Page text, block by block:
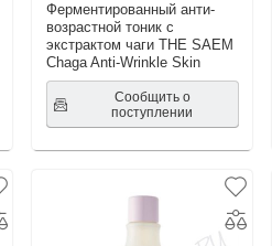
Ферментированный анти-
возрастной тоник с
экстрактом чаги THE SAEM
Chaga Anti-Wrinkle Skin
Сообщить о
поступлении